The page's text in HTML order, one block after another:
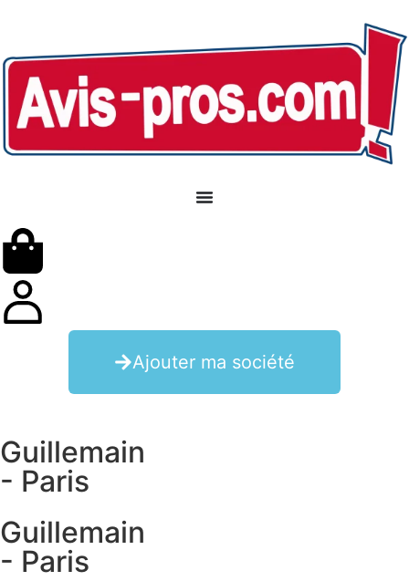
Ajouter ma société
Guillemain
- Paris
Guillemain
- Paris